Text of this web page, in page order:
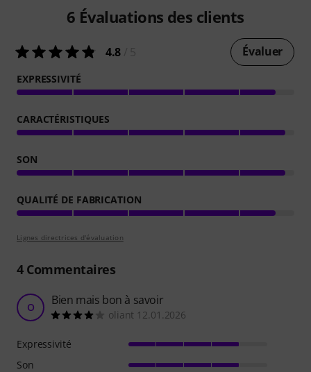
6 Évaluations des clients
4.8 Évaluer
EXPRESSIVITÉ
CARACTÉRISTIQUES
SON
QUALITÉ DE FABRICATION
Lignes directrices d'évaluation
4Commentaires
O Bien mais bon à savoir
oliant 12.01.2026
Expressivité
Son